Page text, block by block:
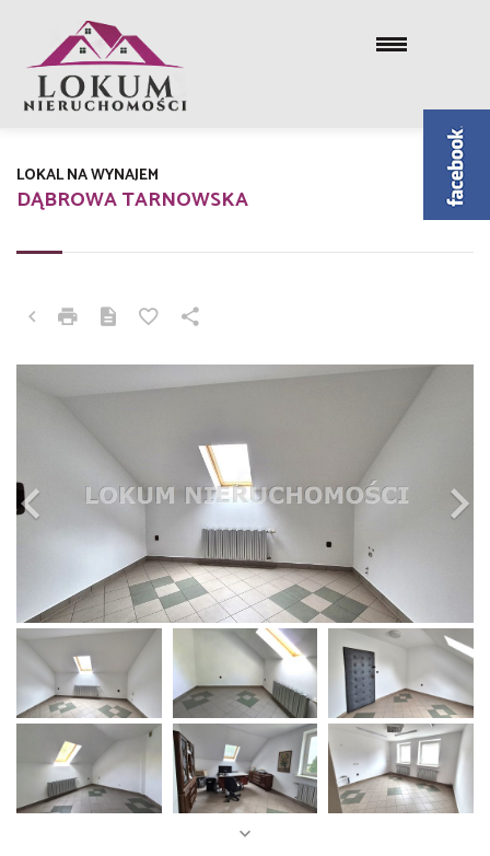
DĄBROWA TARNOWSKA
LOKAL NA WYNAJEM